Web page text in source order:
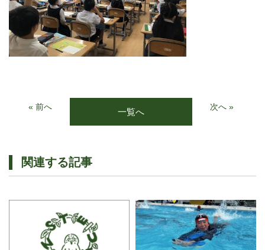
« 前へ 一覧へ 次へ »
関連する記事